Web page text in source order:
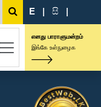
E | සි |
எனது பாராளுமன்றம்
இங்கே உள்நுழைக